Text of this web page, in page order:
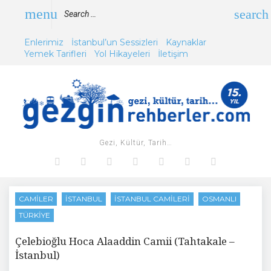
Search
for:
search
Enlerimiz İstanbul’un Sessizleri
Kaynaklar
Yemek Tarifleri
Yol Hikayeleri İletişim
Gezi, Kültür, Tarih…
menu
CAMILER İSTANBUL İSTANBUL CAMILERI
OSMANLI
TÜRKIYE
Çelebioğlu Hoca Alaaddin Camii (Tahtakale –
İstanbul)